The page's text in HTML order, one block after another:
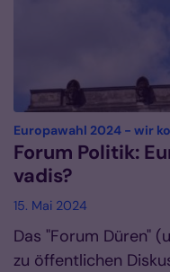
Europawahl 2024 - wir
Forum Politik:
vadis?
15. Mai 2024
Das "Forum Düren"
zu öffentlichen